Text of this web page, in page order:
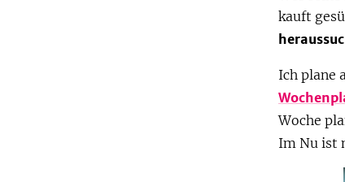
kauft
Ich plane
Woche
Im Nu ist